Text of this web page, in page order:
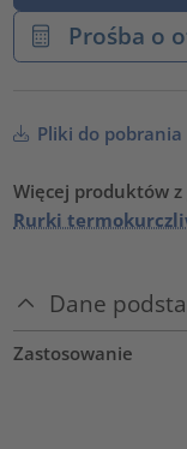
Prośba o
Pliki do pobrania
Więcej produktów z
Rurki
Dane
Zastosowanie